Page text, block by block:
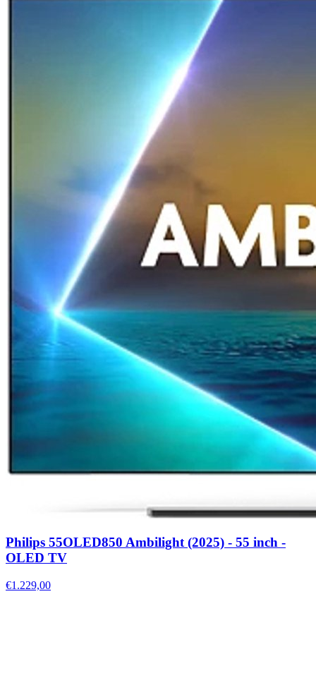
Philips 55OLED850 Ambilight (2025) - 55 inch -
OLED TV
€1.229,00